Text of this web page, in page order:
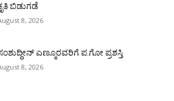
ಬಿಡುಗಡೆ
8, 2026
ಎಣ್ಮೂರವರಿಗೆ ಪ.ಗೋ ಪ್ರಶಸ್ತಿ
8, 2026